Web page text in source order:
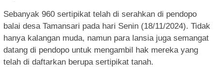
Sebanyak 960 sertipikat telah di serahkan di pendopo
balai desa Tamansari pada hari Senin (18/11/2024). Tidak
hanya kalangan muda, namun para lansia juga semangat
datang di pendopo untuk mengambil hak mereka yang
telah di daftarkan berupa sertipikat tanah.